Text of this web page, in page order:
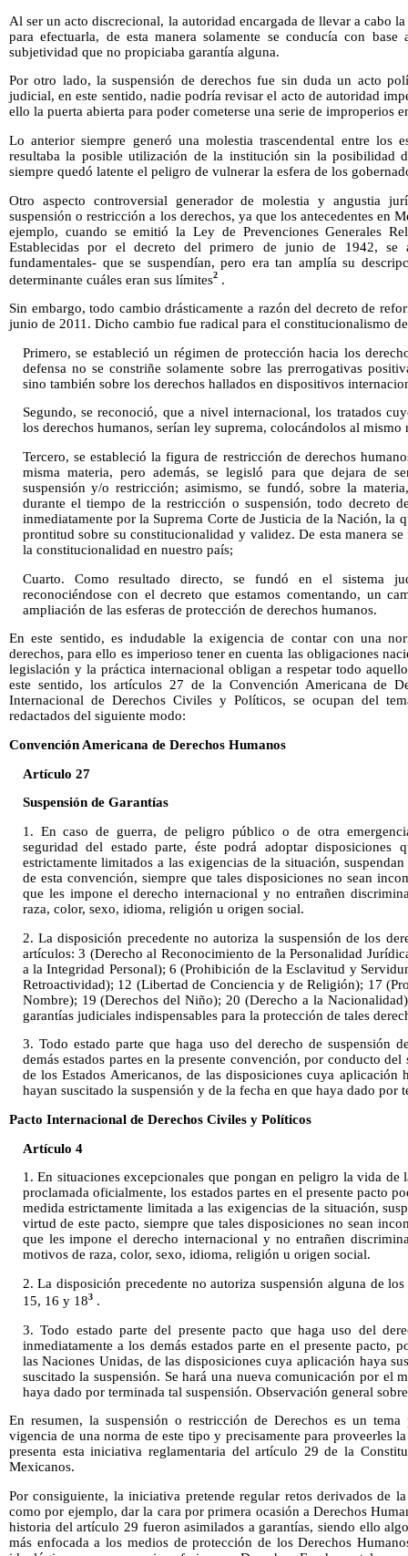
Al ser un acto discrecional, la autoridad encargada de llevar a cabo
para efectuarla, de esta manera solamente se conducía con
subjetividad que no propiciaba garantía alguna.
Por otro lado, la suspensión de derechos fue sin duda un acto
judicial, en este sentido, nadie podría revisar el acto de autoridad
ello la puerta abierta para poder cometerse una serie de improperios
Lo anterior siempre generó una molestia trascendental entre los
resultaba la posible utilización de la institución sin la posibilidad
siempre quedó latente el peligro de vulnerar la esfera de los
Otro aspecto controversial generador de molestia y angustia
suspensión o restricción a los derechos, ya que los antecedentes en
ejemplo, cuando se emitió la Ley de Prevenciones Generales
Establecidas por el decreto del primero de junio de 1942, se
fundamentales- que se suspendían, pero era tan amplía su
determinante cuáles eran sus límites2 .
Sin embargo, todo cambio drásticamente a razón del decreto de
junio de 2011. Dicho cambio fue radical para el constitucionalismo
Primero, se estableció un régimen de protección hacia los
defensa no se constriñe solamente sobre las prerrogativas
sino también sobre los derechos hallados en dispositivos
Segundo, se reconoció, que a nivel internacional, los tratados
los derechos humanos, serían ley suprema, colocándolos al
Tercero, se estableció la figura de restricción de derechos
misma materia, pero además, se legisló para que dejara de
suspensión y/o restricción; asimismo, se fundó, sobre la
durante el tiempo de la restricción o suspensión, todo decreto
inmediatamente por la Suprema Corte de Justicia de la Nación, la
prontitud sobre su constitucionalidad y validez. De esta manera
la constitucionalidad en nuestro país;
Cuarto. Como resultado directo, se fundó en el sistema
reconociéndose con el decreto que estamos comentando, un
ampliación de las esferas de protección de derechos humanos.
En este sentido, es indudable la exigencia de contar con una
derechos, para ello es imperioso tener en cuenta las obligaciones
legislación y la práctica internacional obligan a respetar todo
este sentido, los artículos 27 de la Convención Americana de
Internacional de Derechos Civiles y Políticos, se ocupan del
redactados del siguiente modo:
Convención Americana de Derechos Humanos
Artículo 27
Suspensión de Garantías
1. En caso de guerra, de peligro público o de otra
seguridad del estado parte, éste podrá adoptar
estrictamente limitados a las exigencias de la situación,
de esta convención, siempre que tales disposiciones no sean
que les impone el derecho internacional y no entrañen
raza, color, sexo, idioma, religión u origen social.
2. La disposición precedente no autoriza la suspensión de los
artículos: 3 (Derecho al Reconocimiento de la Personalidad
a la Integridad Personal); 6 (Prohibición de la Esclavitud y
Retroactividad); 12 (Libertad de Conciencia y de Religión); 17
Nombre); 19 (Derechos del Niño); 20 (Derecho a la
garantías judiciales indispensables para la protección de tales
3. Todo estado parte que haga uso del derecho de suspensión
demás estados partes en la presente convención, por conducto
de los Estados Americanos, de las disposiciones cuya aplicación
hayan suscitado la suspensión y de la fecha en que haya dado por
Pacto Internacional de Derechos Civiles y Políticos
Artículo 4
1. En situaciones excepcionales que pongan en peligro la vida
proclamada oficialmente, los estados partes en el presente pacto
medida estrictamente limitada a las exigencias de la situación,
virtud de este pacto, siempre que tales disposiciones no sean
que les impone el derecho internacional y no entrañen
motivos de raza, color, sexo, idioma, religión u origen social.
2. La disposición precedente no autoriza suspensión alguna de
15, 16 y 183.
3. Todo estado parte del presente pacto que haga uso del
inmediatamente a los demás estados parte en el presente pacto,
las Naciones Unidas, de las disposiciones cuya aplicación haya
suscitado la suspensión. Se hará una nueva comunicación por el
haya dado por terminada tal suspensión. Observación general
En resumen, la suspensión o restricción de Derechos es un
vigencia de una norma de este tipo y precisamente para proveerles
presenta esta iniciativa reglamentaria del artículo 29 de la
Mexicanos.
Por consiguiente, la iniciativa pretende regular retos derivados de
como por ejemplo, dar la cara por primera ocasión a Derechos
historia del artículo 29 fueron asimilados a garantías, siendo ello
más enfocada a los medios de protección de los Derechos